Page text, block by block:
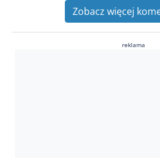
Zobacz więcej
reklama